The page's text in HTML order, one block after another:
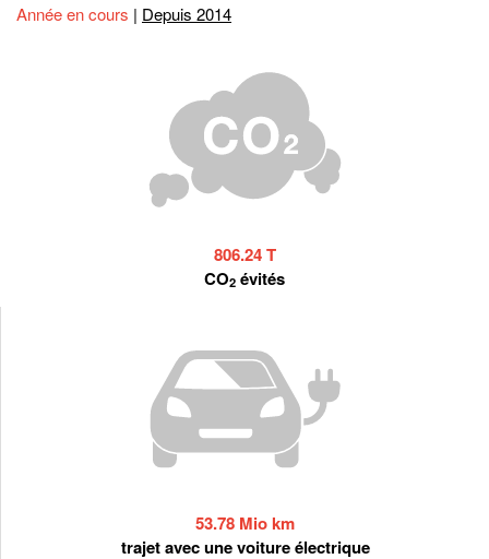
Année en cours | Depuis 2014
806.24 T
CO2 évités
53.78 Mio km
trajet avec une voiture électrique